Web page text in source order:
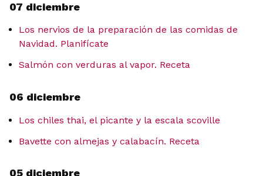
07 diciembre
Los nervios de la preparación de las comidas de
Navidad. Planifícate
Salmón con verduras al vapor. Receta
06 diciembre
Los chiles thai, el picante y la escala scoville
Bavette con almejas y calabacín. Receta
05 diciembre